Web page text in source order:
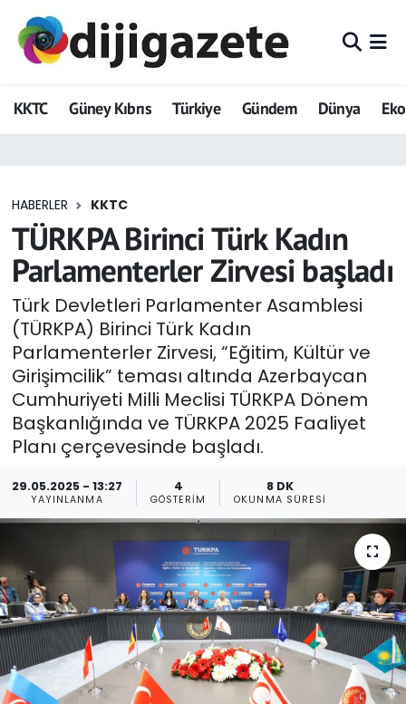
KKTC Güney Kıbrıs Türkiye Gündem Dünya
HABERLER KKTC
TÜRKPA Birinci Türk Kadın
Parlamenterler Zirvesi başladı
Türk Devletleri Parlamenter Asamblesi
(TÜRKPA) Birinci Türk Kadın
Parlamenterler Zirvesi, “Eğitim, Kültür ve
Girişimcilik” teması altında Azerbaycan
Cumhuriyeti Milli Meclisi TÜRKPA Dönem
Başkanlığında ve TÜRKPA 2025 Faaliyet
Planı çerçevesinde başladı.
29.05.2025 - 13:27
YAYINLANMA
4
GÖSTERIM
8 DK
OKUNMA SÜRESI
ADVERTORIAL
Dijigazete
Eğitim
Ekonomi
Foto Galeri
GEZİ
Güncel
Gündem
KKTC
KKTC YEREL SEÇİM 2018
Kültür Sanat
Magazin
Moda
Hava Durumu
Trafik Durumu
Tüm Manşetler
Son Dakika Haberleri
Haber Arşivi